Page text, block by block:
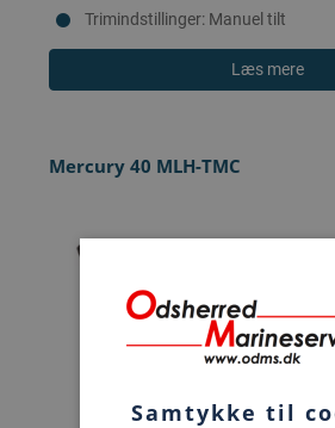
Trimindstillinger: Manuel tilt
Læs mere
Mercury 40 MLH-TMC
Samtykke til